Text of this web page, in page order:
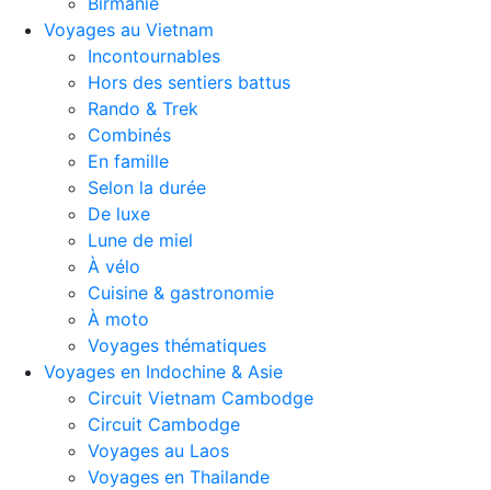
Voyages au Vietnam
Incontournables
Hors des sentiers battus
Rando & Trek
Combinés
En famille
Selon la durée
De luxe
Lune de miel
À vélo
Cuisine & gastronomie
À moto
Voyages thématiques
Voyages en Indochine & Asie
Circuit Vietnam Cambodge
Circuit Cambodge
Voyages au Laos
Voyages en Thailande